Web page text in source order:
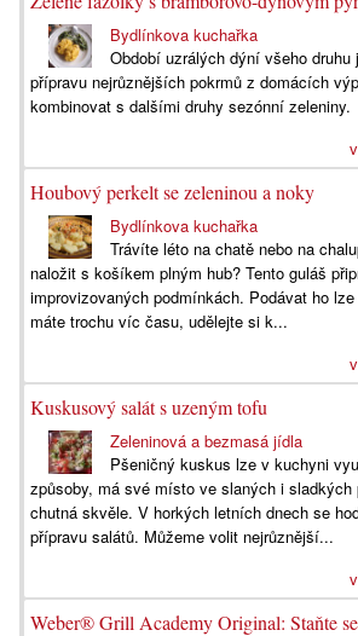
Bydlínkova kuchařka
Období uzrálých dýní všeho druhu
přípravu nejrůznějších pokrmů z domácích
kombinovat s dalšími druhy sezónní zeleniny.
Houbový perkelt se zeleninou a noky
Bydlínkova kuchařka
Trávíte léto na chatě nebo na
naložit s košíkem plným hub? Tento guláš
improvizovaných podmínkách. Podávat ho
máte trochu víc času, udělejte si k...
Kuskusový salát s uzeným tofu
Zeleninová a bezmasá jídla
Pšeničný kuskus lze v kuchyni
způsoby, má své místo ve slaných i
chutná skvěle. V horkých letních dnech se
přípravu salátů. Můžeme volit nejrůznější...
Weber® Grill Academy Original: Staňte